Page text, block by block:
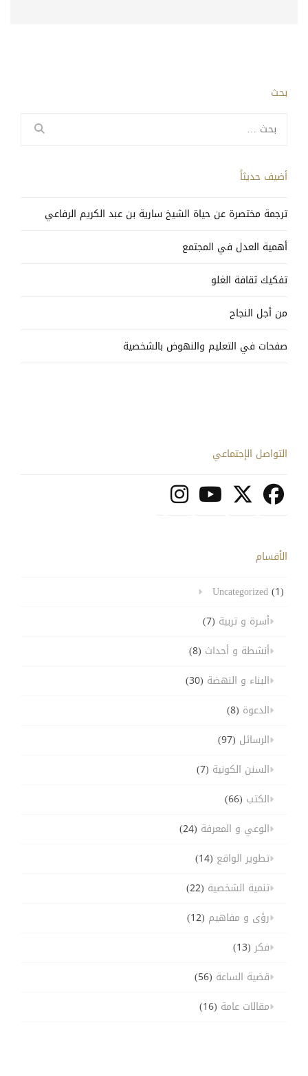
بحث
عن:
أضيف حديثاً
ترجمة مختصرة عن حياة الشيخ سارية بن عبد الكريم الرفاعي
أهمية العدل في المجتمع
تفكيك ثقافة الغلو
من أجل النجاح
صفحات في التعليم والنهوض بالشخصية
التواصل الإجتماعي
الأقسام
Uncategorized(1)
أسرة و تربية (7)
أنشطة و أحداث (8)
البناء و النهضة (30)
الدعوة (8)
الرسائل (97)
السنن الكونية (7)
الكتب (66)
الوعي و المعرفة (24)
تطوير الواقع (14)
تنمية الشخصية (22)
رؤى و مفاهيم (12)
فكر(13)
قضية الساعة (56)
مقالات عامة (16)